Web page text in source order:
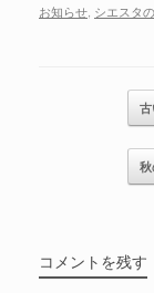
お知らせ シエスタ
記事のナビゲー
コメントを残す